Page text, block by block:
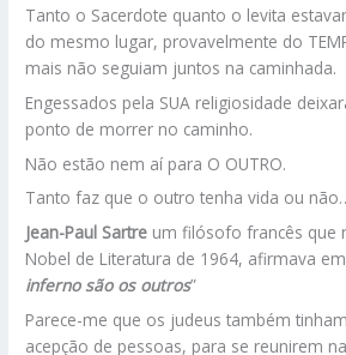
Tanto o Sacerdote quanto o levita
do mesmo lugar, provavelmente do
mais não seguiam juntos na caminhada.
Engessados pela SUA religiosidade
ponto de morrer no caminho.
Não estão nem aí para O OUTRO.
Tanto faz que o outro tenha vida ou
Jean-Paul Sartre um filósofo francês que
Nobel de Literatura de 1964, afirmava
inferno são os outros”
Parece-me que os judeus também
acepção de pessoas, para se reunirem